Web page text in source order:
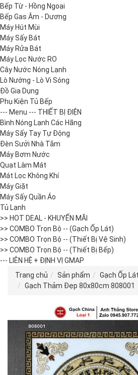
Bếp Từ - Hồng Ngoại
Bếp Gas Âm - Dương
Máy Hút Mùi
Máy Sấy Bát
Máy Rửa Bát
Máy Lọc Nước RO
Cây Nước Nóng Lạnh
Lò Nướng - Lò Vi Sóng
Đồ Gia Dụng
Phụ Kiện Tủ Bếp
--- Menu --- THIẾT BỊ ĐIỆN
Bình Nóng Lạnh Các Hãng
Máy Sấy Tay Tự Động
Đèn Sưởi Nhà Tắm
Máy Bơm Nước
Quạt Làm Mát
Mát Lọc Không Khí
Máy Giặt
Máy Sấy Quần Áo
Tủ Lạnh
>> HOT DEAL - KHUYẾN MÃI
>> COMBO Trọn Bộ -- (Gạch Ốp Lát)
>> COMBO Trọn Bộ -- (Thiết Bị Vệ Sinh)
>> COMBO Trọn Bộ -- (Thiết Bị Bếp)
--- LIÊN HỆ + ĐỊNH VỊ GMAP
Trang chủ
Sản phẩm
Gạch Ốp
Gạch Thảm Đẹp 80x80cm 808001